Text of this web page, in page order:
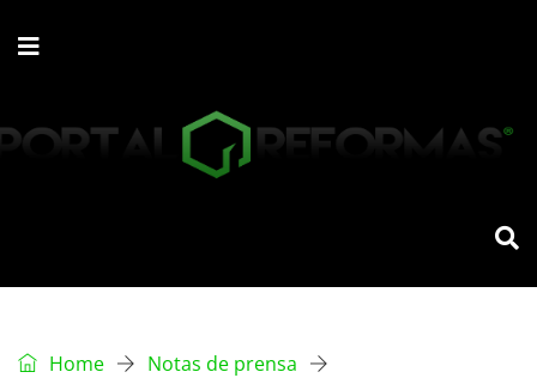
Home
Notas de prensa